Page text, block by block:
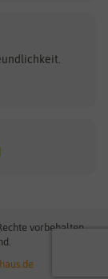
Soil Blockers
vorbehalten.